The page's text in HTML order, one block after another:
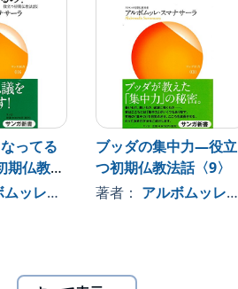
いうこと。
。
のままに
トバンク
ってる
仏教法
スマナサーラ
ブッダの集中力―役立
つ初期仏教法話〈9〉
著者： アルボムッレ・スマナサーラ